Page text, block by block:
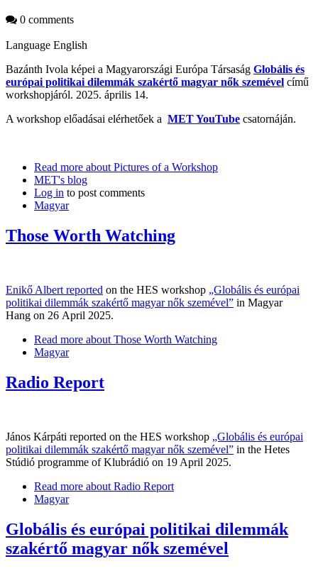
0 comments
Language English
Bazánth Ivola képei a Magyarországi Európa Társaság Globális és
európai politikai dilemmák szakértő magyar nők szemével című
workshopjáról. 2025. április 14.
A workshop előadásai elérhetőek a MET YouTube csatornáján.
Read more about Pictures of a Workshop
MET's blog
Log in to post comments
Magyar
Those Worth Watching
Enikő Albert reported on the HES workshop „Globális és európai
politikai dilemmák szakértő magyar nők szemével” in Magyar
Hang on 26 April 2025.
Read more about Those Worth Watching
Magyar
Radio Report
János Kárpáti reported on the HES workshop „Globális és európai
politikai dilemmák szakértő magyar nők szemével” in the Hetes
Stúdió programme of Klubrádió on 19 April 2025.
Read more about Radio Report
Magyar
Globális és európai politikai dilemmák
szakértő magyar nők szemével